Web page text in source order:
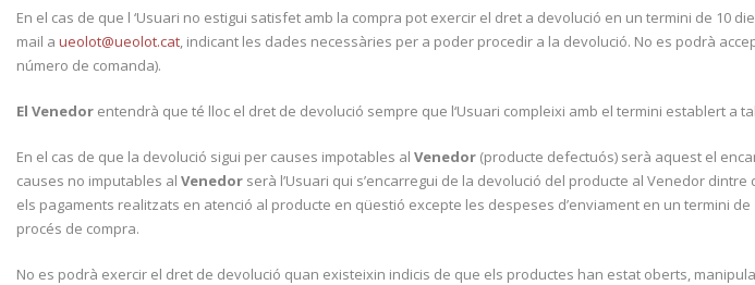
En el cas de que l ‘Usuari no estigui satisfet amb la compra pot exercir el dret a devolució en un termini de 10
mail a ueolot@ueolot.cat , indicant les dades necessàries per a poder procedir a la devolució. No es podrà
número de comanda).
El Venedor entendrà que té lloc el dret de devolució sempre que l‘Usuari compleixi amb el termini establert a
En el cas de que la devolució sigui per causes impotables al Venedor (producte defectuós) serà aquest el
causes no imputables al Venedor serà l’Usuari qui s’encarregui de la devolució del producte al Venedor
els pagaments realitzats en atenció al producte en qüestió excepte les despeses d’enviament en un termini
procés de compra.
No es podrà exercir el dret de devolució quan existeixin indicis de que els productes han estat oberts,